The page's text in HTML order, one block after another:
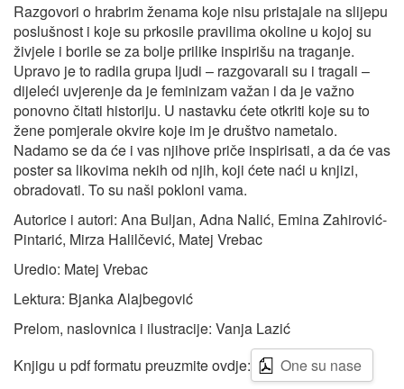
Razgovori o hrabrim ženama koje nisu pristajale na slijepu
poslušnost i koje su prkosile pravilima okoline u kojoj su
živjele i borile se za bolje prilike inspirišu na traganje.
Upravo je to radila grupa ljudi – razgovarali su i tragali –
dijeleći uvjerenje da je feminizam važan i da je važno
ponovno čitati historiju. U nastavku ćete otkriti koje su to
žene pomjerale okvire koje im je društvo nametalo.
Nadamo se da će i vas njihove priče inspirisati, a da će vas
poster sa likovima nekih od njih, koji ćete naći u knjizi,
obradovati. To su naši pokloni vama.
Autorice i autori: Ana Buljan, Adna Nalić, Emina Zahirović-
Pintarić, Mirza Halilčević, Matej Vrebac
Uredio: Matej Vrebac
Lektura: Bjanka Alajbegović
Prelom, naslovnica i ilustracije: Vanja Lazić
Knjigu u pdf formatu preuzmite ovdje:
One su nase